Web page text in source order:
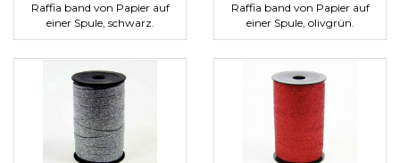
Raffia band von Papier auf
einer Spule, schwarz.
Raffia band von Papier auf
einer Spule, olivgrün.